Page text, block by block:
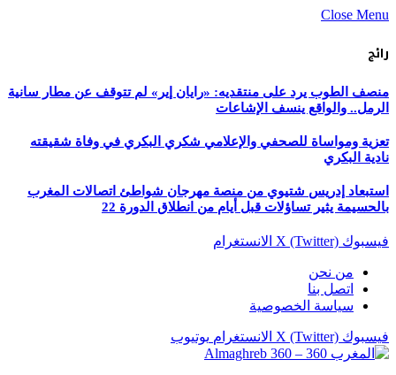
Close Menu
رائج
منصف الطوب يرد على منتقديه: «رايان إير» لم تتوقف عن مطار سانية
الرمل.. والواقع ينسف الإشاعات
تعزية ومواساة للصحفي والإعلامي شكري البكري في وفاة شقيقته
نادية البكري
استبعاد إدريس شتيوي من منصة مهرجان شواطئ اتصالات المغرب
بالحسيمة يثير تساؤلات قبل أيام من انطلاق الدورة 22
فيسبوك X (Twitter) الانستغرام
من نحن
اتصل بنا
سياسة الخصوصية
فيسبوك X (Twitter) الانستغرام يوتيوب